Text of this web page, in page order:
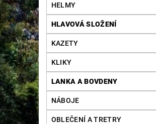
HELMY
HLAVOVÁ SLOŽENÍ
KAZETY
KLIKY
LANKA A BOVDENY
NÁBOJE
OBLEČENÍ A TRETRY